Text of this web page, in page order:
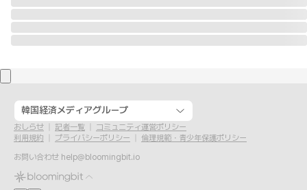
韓国経済メディアグループ
おしらせ 記者一覧
コミュニティ運営ポリシー
利用規約
プライバシーポリシー
倫理規範・青少年保護ポリシー
お問い合わせ help@bloomingbit.io